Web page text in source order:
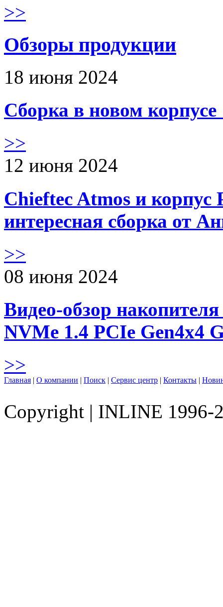
>>
Обзоры продукции
18 июня 2024
Сборка в новом
>>
12 июня 2024
Chieftec Atmos и корпус
интересная сборка от
>>
08 июня 2024
Видео-обзор
NVMe 1.4 PCIe Gen4х4
>>
Главная | О компании | Поиск | Сервис центр | Контакты |
Copyright | INLINE 1996-